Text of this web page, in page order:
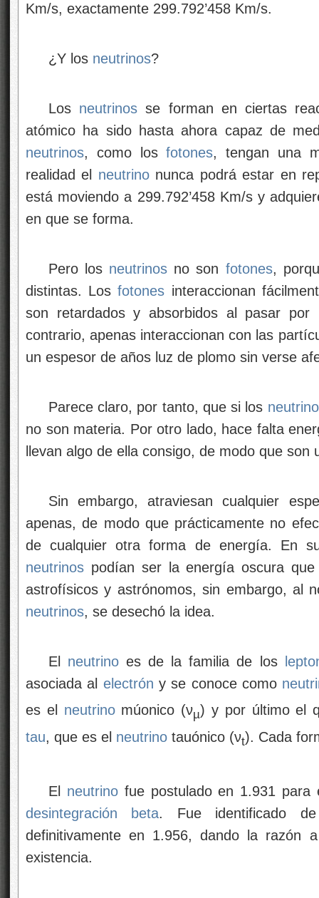
Km/s, exactamente 299.792’458 Km/s.
¿Y los neutrinos?
Los neutrinos se forman en ciertas
atómico ha sido hasta ahora capaz de
neutrinos, como losfotones, tengan una
realidad el neutrinonunca podrá estar en
está moviendo a 299.792’458 Km/s y
en que se forma.
Pero los neutrinos no son fotones,
distintas. Losfotones interaccionan
son retardados y absorbidos al pasar
contrario, apenas interaccionan con las
un espesor de años luz de plomo sin verse
Parece claro, por tanto, que si los
no son materia. Por otro lado, hace falta
llevan algo de ella consigo, de modo que
Sin embargo, atraviesan cualquier
apenas, de modo que prácticamente no
de cualquier otra forma de energía. En
neutrinos podían ser la energía oscura
astrofísicos y astrónomos, sin embargo, al
neutrinos, se desechó la idea.
El neutrino es de la familia de los
asociada al electrón y se conoce como
es el neutrinomúonico (νµ) y por último el
tau, que es el neutrino tauónico (νt). Cada
El neutrinofue postulado en 1.931 para
desintegración beta. Fue identificado
definitivamente en 1.956, dando la razón
existencia.